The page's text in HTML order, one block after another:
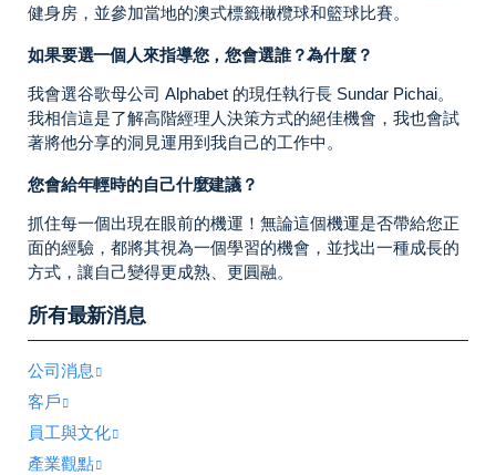
健身房，並參加當地的澳式標籤橄欖球和籃球比賽。
如果要選一個人來指導您，您會選誰？為什麼？
我會選谷歌母公司 Alphabet 的現任執行長 Sundar Pichai。
我相信這是了解高階經理人決策方式的絕佳機會，我也會試
著將他分享的洞見運用到我自己的工作中。
您會給年輕時的自己什麼建議？
抓住每一個出現在眼前的機運！無論這個機運是否帶給您正
面的經驗，都將其視為一個學習的機會，並找出一種成長的
方式，讓自己變得更成熟、更圓融。
所有最新消息
公司消息
客戶
員工與文化
產業觀點